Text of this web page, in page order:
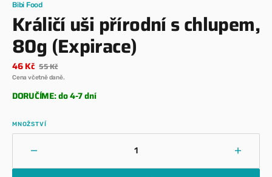
Bibi Food
Králičí uši přírodní s chlupem,
80g (Expirace)
Prodejní
cena
46 Kč Běžná
cena
55 Kč
Cena včetně daně.
DORUČÍME: do 4-7 dní
MNOŽSTVÍ
množství
Zvýšit